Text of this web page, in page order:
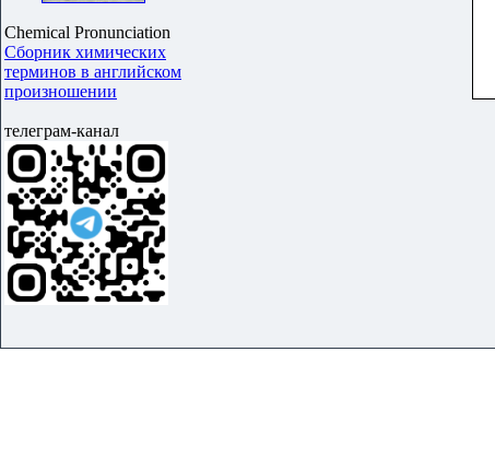
Chemical Pronunciation
Сборник химических
терминов в английском
произношении
телеграм-канал